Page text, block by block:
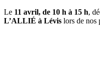
Le 11 avril, de 10 h à 15 h,
L’ALLIÉ à Lévis lors de nos